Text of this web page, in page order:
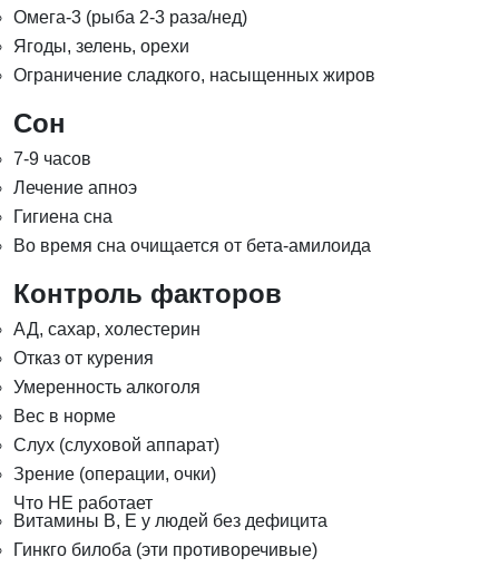
Омега-3 (рыба 2-3 раза/нед)
Ягоды, зелень, орехи
Ограничение сладкого, насыщенных жиров
Сон
7-9 часов
Лечение апноэ
Гигиена сна
Во время сна очищается от бета-амилоида
Контроль факторов
АД, сахар, холестерин
Отказ от курения
Умеренность алкоголя
Вес в норме
Слух (слуховой аппарат)
Зрение (операции, очки)
Что НЕ работает
Витамины B, E у людей без дефицита
Гинкго билоба (эти противоречивые)